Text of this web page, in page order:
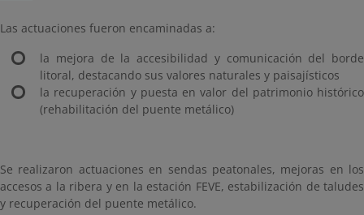
Las actuaciones fueron encaminadas a:
la mejora de la accesibilidad y comunicación del borde
litoral, destacando sus valores naturales y paisajísticos
la recuperación y puesta en valor del patrimonio histórico
(rehabilitación del puente metálico)
Se realizaron actuaciones en sendas peatonales, mejoras en los
accesos a la ribera y en la estación FEVE, estabilización de taludes
y recuperación del puente metálico.